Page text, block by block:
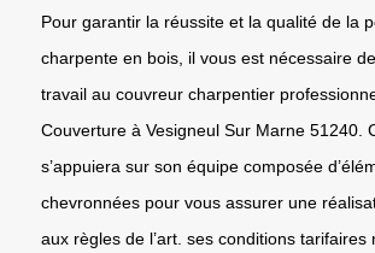
Pour garantir la réussite et la qualité de la
charpente en bois, il vous est nécessaire
travail au couvreur charpentier
Couverture à Vesigneul Sur Marne 51240.
s’appuiera sur son équipe composée
chevronnées pour vous assurer une
aux règles de l’art. ses conditions tarifaires